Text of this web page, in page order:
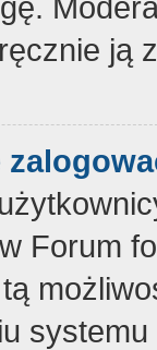
ją
Forum
tą